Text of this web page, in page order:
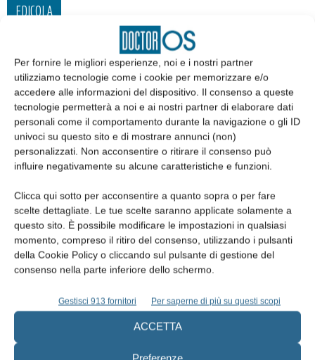
Per fornire le migliori esperienze, noi e i nostri partner
utilizziamo tecnologie come i cookie per memorizzare e/o
accedere alle informazioni del dispositivo. Il consenso a queste
tecnologie permetterà a noi e ai nostri partner di elaborare dati
personali come il comportamento durante la navigazione o gli ID
univoci su questo sito e di mostrare annunci (non)
personalizzati. Non acconsentire o ritirare il consenso può
influire negativamente su alcune caratteristiche e funzioni.
Clicca qui sotto per acconsentire a quanto sopra o per fare
scelte dettagliate. Le tue scelte saranno applicate solamente a
questo sito. È possibile modificare le impostazioni in qualsiasi
momento, compreso il ritiro del consenso, utilizzando i pulsanti
della Cookie Policy o cliccando sul pulsante di gestione del
consenso nella parte inferiore dello schermo.
Gestisci 913 fornitori Per saperne di più su questi scopi
ACCETTA
EDICOLA
Edicola web
Abbonati